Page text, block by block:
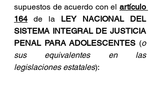
supuestos de acuerdo con el artículo
164 de la LEY NACIONAL DEL
SISTEMA INTEGRAL DE JUSTICIA
PENAL PARA ADOLESCENTES (o
sus equivalentes en las
legislaciones estatales):